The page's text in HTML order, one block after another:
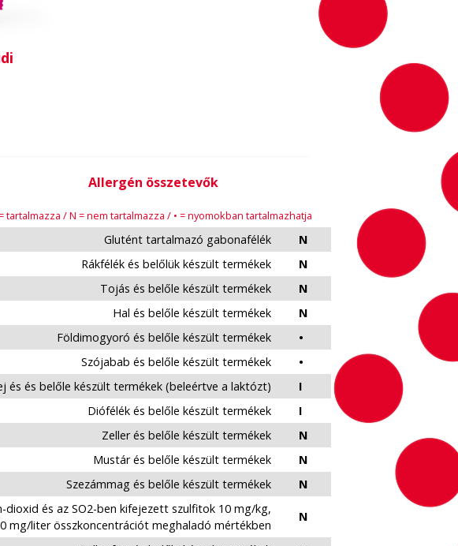
Allergén összetevők
tartalmazza / N = nem tartalmazza / • = nyomokban tartalmazhatja
Glutént tartalmazó gabonafélék
N
Rákfélék és belőlük készült termékek
N
Tojás és belőle készült termékek
N
Hal és belőle készült termékek
N
Földimogyoró és belőle készült termékek
•
Szójabab és belőle készült termékek
•
és és belőle készült termékek (beleértve a laktózt)
I
Diófélék és belőle készült termékek
I
Zeller és belőle készült termékek
N
Mustár és belőle készült termékek
N
Szezámmag és belőle készült termékek
N
dioxid és az SO2-ben kifejezett szulfitok 10 mg/kg,
mg/liter összkoncentrációt meghaladó mértékben
N